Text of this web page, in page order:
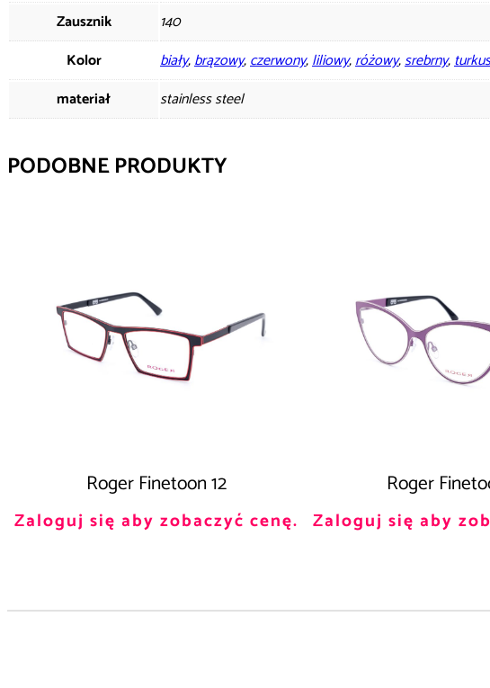
Zausznik
140
Kolor
biały,brązowy,czerwony,liliowy,różowy,srebrny,
materiał
stainless steel
PODOBNE PRODUKTY
Roger Finetoon 12
Zaloguj się aby zobaczyć cenę.
Roger
Zaloguj się aby